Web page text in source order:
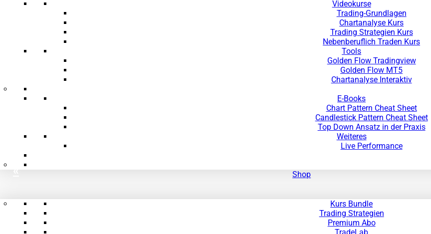
Videokurse
Trading-Grundlagen
Chartanalyse Kurs
Trading Strategien Kurs
Nebenberuflich Traden Kurs
Tools
Golden Flow Tradingview
Golden Flow MT5
Chartanalyse Interaktiv
E-Books
Chart Pattern Cheat Sheet
Candlestick Pattern Cheat Sheet
Top Down Ansatz in der Praxis
Weiteres
Live Performance
Shop
Kurs Bundle
Trading Strategien
Premium Abo
«